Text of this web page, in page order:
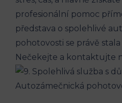
profesionální⁣ pomoc
představa o‌ spolehlivé
pohotovosti se právě
‌Nečekejte a kontaktujte